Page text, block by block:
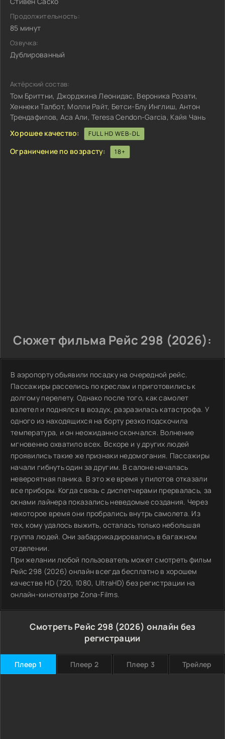
Продолжительность:
85 минут
Озвучка:
Дублированный
Актёрский состав:
Том Бриттни, Джорджина Леонидас, Вероника Розати,
Хеннеки Талбот, Молли Райт, Бетси-Блу Инглиш, Антон
Трендафилов, Аса Али, Teresa Cendon-Garcia, Кайя Чань
Хорошее качество:
FULL HD WEB-DL
Ограничение по возрасту: 18+
Сюжет фильма Рейс 298 (2026):
В аэропорту объявили посадку на очередной рейс.
Пассажиры расселись по креслам и приготовились к
долгому перелету. Однако после того, как самолет
взлетел и поднялся в воздух, разразилась катастрофа. У
одного из находящихся на борту резко подскочила
температура, и он неожиданно скончался. Волнение
мгновенно охватило всех. Вскоре и у других людей
проявились такие же признаки недомогания. Пассажиры
начали гибнуть один за другим. В салоне началась
невероятная паника. В это же время у пилотов отказали
все приборы. Когда связь с диспетчерами прервалась, за
окнами лайнера показались неведомые создания. Через
некоторое время они пробрались внутрь самолета. Из
тех, кому удалось выжить, осталась только небольшая
группа людей. Они забаррикадировались в багажном
отделении.
При желании любой пользователь может смотреть фильм
Рейс 298 (2026) онлайн всегда бесплатно в хорошем
качестве HD (720, 1080, UltraHD) без регистрации на
онлайн-кинотеатре Zona-Films.
Смотреть Рейс 298 (2026) онлайн без
регистрации
Плеер 1 Плеер 2 Плеер 3 Трейлер